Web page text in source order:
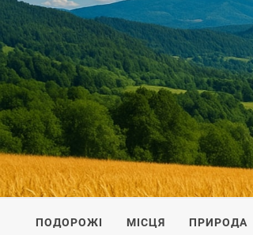
ПОДОРОЖI ПО УКРАЇНІ
ПОДОРОЖІ МІСЦЯ ПРИРОДА